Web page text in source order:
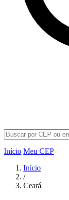
Início Meu CEP
Início
/
Ceará